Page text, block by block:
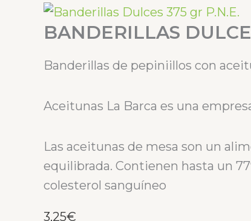
BANDERILLAS
Banderillas de pepiniillos con
Aceitunas La Barca es una
Las aceitunas de mesa son un
equilibrada. Contienen hasta un
colesterol sanguíneo
3,25€